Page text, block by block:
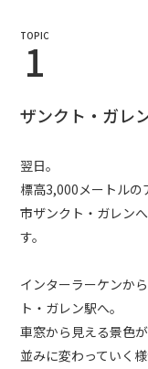
TOPIC
1
ザンクト・ガレ
翌日。
標高3,000メートル
市ザンクト・ガレン
す。
インターラーケンか
ト・ガレン駅へ。
車窓から見える景色
並みに変わっていく